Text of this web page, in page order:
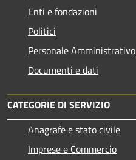
Enti e fondazioni
Politici
Personale Amministrativo
Documenti e dati
CATEGORIE DI SERVIZIO
Anagrafe e stato civile
Imprese e Commercio